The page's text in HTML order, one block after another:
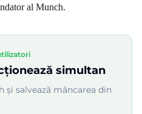
al Munch.
simultan
și salvează mâncarea din